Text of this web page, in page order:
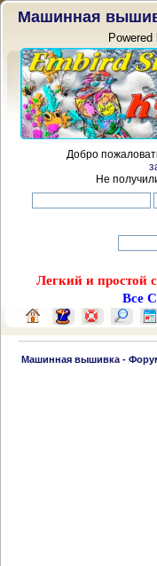
Машинная
Добро
Не
Легкий и простой
Все
Машинная вышивка -